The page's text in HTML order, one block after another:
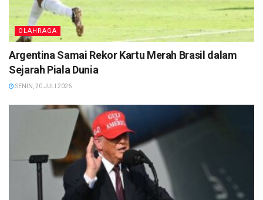
OLAHRAGA
Argentina Samai Rekor Kartu Merah Brasil dalam
Sejarah Piala Dunia
SENIN, 20 JULI 2026